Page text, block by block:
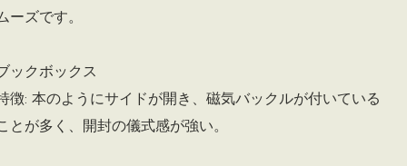
ーズです。
ックボックス
徴: 本のようにサイドが開き、磁気バックルが付いている
とが多く、開封の儀式感が強い。